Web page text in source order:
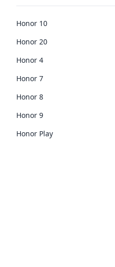
Honor 10
Honor 20
Honor 4
Honor 7
Honor 8
Honor 9
Honor Play